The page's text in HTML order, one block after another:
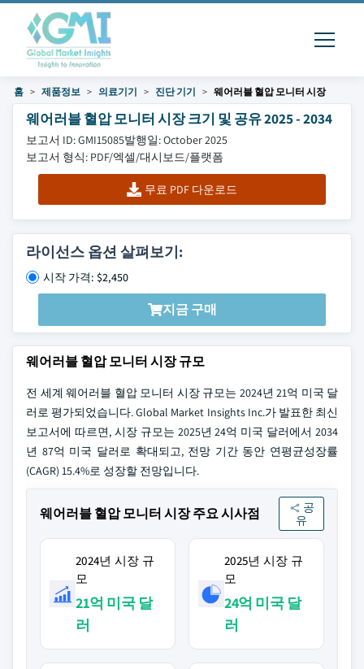
홈 제품정보 의료기기 진단 기기 웨어러블 혈압 모니터 시장
웨어러블 혈압 모니터 시장 크기 및 공유 2025 - 2034
보고서 ID: GMI15085발행일: October 2025
보고서 형식: PDF/엑셀/대시보드/플랫폼
무료 PDF 다운로드
라이선스 옵션 살펴보기:
시작 가격: $2,450
지금 구매
웨어러블 혈압 모니터 시장 규모
전 세계 웨어러블 혈압 모니터 시장 규모는 2024년 21억 미국 달
러로 평가되었습니다. Global Market Insights Inc.가 발표한 최신
보고서에 따르면, 시장 규모는 2025년 24억 미국 달러에서 2034
년 87억 미국 달러로 확대되고, 전망 기간 동안 연평균성장률
(CAGR) 15.4%로 성장할 전망입니다.
웨어러블 혈압 모니터 시장 주요 시사점
공
유
2024년 시장 규
모
21억 미국 달
러
2025년 시장 규
모
24억 미국 달
러